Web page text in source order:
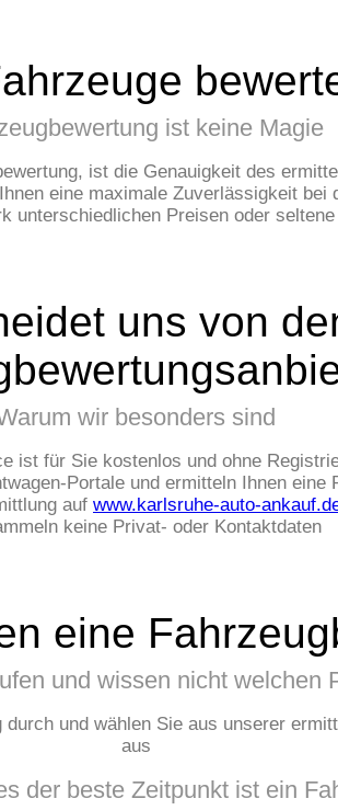
ist keine Magie
ist die Genauigkeit des
eine maximale Zuverlässigkeit bei
unterschiedlichen Preisen oder
uns von
wir besonders sind
ist für Sie kostenlos und ohne
Portale und ermitteln Ihnen eine
auf www.karlsruhe-auto-
keine Privat- oder Kontaktdaten
eine
und wissen nicht welchen
und wählen Sie aus unserer
aus
der beste Zeitpunkt ist ein